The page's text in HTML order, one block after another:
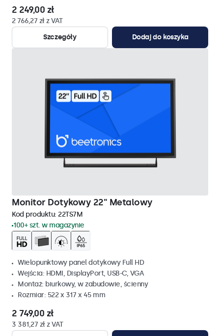
2 249,00 zł
2 766,27 zł z VAT
Szczegóły
Dodaj do koszyka
Monitor Dotykowy 22" Metalowy
Kod produktu: 22TS7M
100+ szt. w magazynie
Wielopunktowy panel dotykowy Full HD
Wejścia: HDMI, DisplayPort, USB-C, VGA
Montaż: biurkowy, w zabudowie, ścienny
Rozmiar: 522 x 317 x 45 mm
2 749,00 zł
3 381,27 zł z VAT